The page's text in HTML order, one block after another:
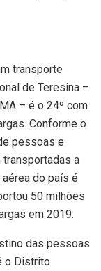
transporte
de Teresina –
– é o 24º com
Conforme o
pessoas e
a
do país é
50 milhões
em 2019.
das pessoas
o Distrito